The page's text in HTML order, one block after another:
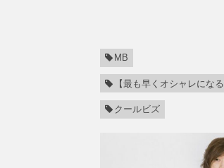
MB
【最も早くオシャレにな
クールビズ